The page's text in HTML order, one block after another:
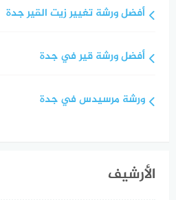
أفضل ورشة تغيير زيت القير جدة
أفضل ورشة قير في جدة
ورشة مرسيدس في جدة
الأرشيف